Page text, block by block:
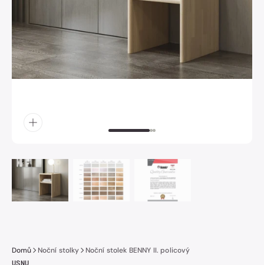
Domů Noční stolky
Noční stolek BENNY II. policový
USNU